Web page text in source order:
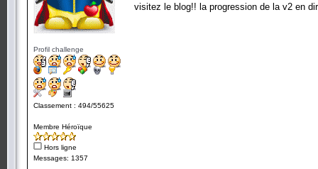
Profil challenge
Classement : 494/55625
Membre Héroïque
Hors ligne
Messages: 1357
visitez le blog!! la progression de la v2 en